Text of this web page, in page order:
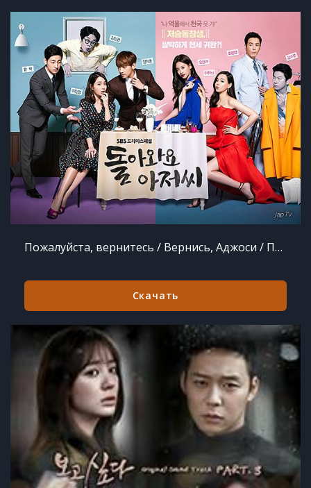
Пожалуйста, вернитесь / Вернись, Аджоси / Привет с того света / Please Come Back, Mister / Come Back Ahjussi (2016) MP3
Скачать